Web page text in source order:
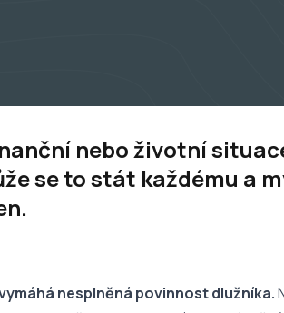
nebo životní
se to stát každému a
nesplněná povinnost dlužníka.